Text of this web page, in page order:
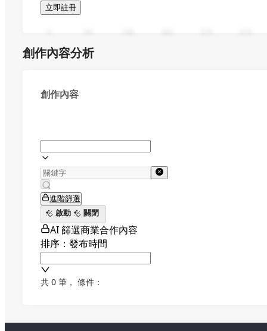
立即註冊
創作內容分析
創作內容
進階篩選
啟動
關閉
AI 篩選商業合作內容
排序：發布時間
共 0 筆 ， 條件：